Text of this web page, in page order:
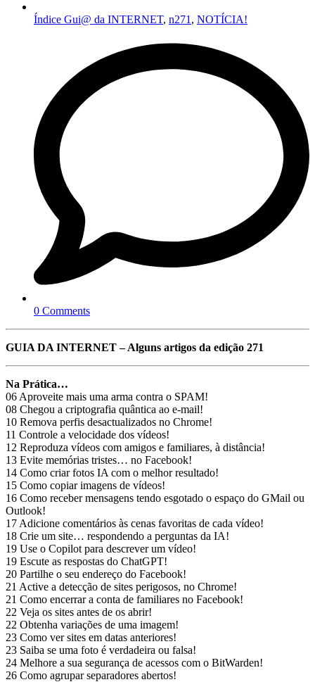
Índice Gui@ da INTERNET, n271 , NOTÍCIA!
0 Comments
GUIA DA INTERNET – Alguns artigos da edição 271
Na Prática…
06 Aproveite mais uma arma contra o SPAM!
08 Chegou a criptografia quântica ao e-mail!
10 Remova perfis desactualizados no Chrome!
11 Controle a velocidade dos vídeos!
12 Reproduza vídeos com amigos e familiares, à distância!
13 Evite memórias tristes… no Facebook!
14 Como criar fotos IA com o melhor resultado!
15 Como copiar imagens de vídeos!
16 Como receber mensagens tendo esgotado o espaço do GMail ou
Outlook!
17 Adicione comentários às cenas favoritas de cada vídeo!
18 Crie um site… respondendo a perguntas da IA!
19 Use o Copilot para descrever um vídeo!
19 Escute as respostas do ChatGPT!
20 Partilhe o seu endereço do Facebook!
21 Active a detecção de sites perigosos, no Chrome!
21 Como encerrar a conta de familiares no Facebook!
22 Veja os sites antes de os abrir!
22 Obtenha variações de uma imagem!
23 Como ver sites em datas anteriores!
23 Saiba se uma foto é verdadeira ou falsa!
24 Melhore a sua segurança de acessos com o BitWarden!
26 Como agrupar separadores abertos!